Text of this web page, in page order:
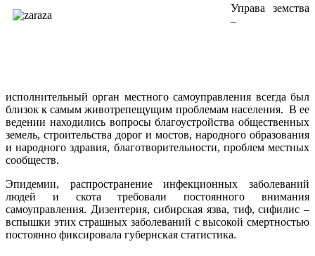
Управа земства
–
исполнительный орган местного самоуправления всегда был
близок к самым животрепещущим проблемам населения. В ее
ведении находились вопросы благоустройства общественных
земель, строительства дорог и мостов, народного образования
и народного здравия, благотворительности, проблем местных
сообществ.
Эпидемии, распространение инфекционных заболеваний
людей и скота требовали постоянного внимания
самоуправления. Дизентерия, сибирская язва, тиф, сифилис –
вспышки этих страшных заболеваний с высокой смертностью
постоянно фиксировала губернская статистика.